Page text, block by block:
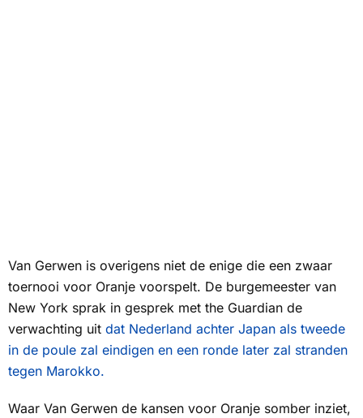
Van Gerwen is overigens niet de enige die een zwaar
toernooi voor Oranje voorspelt. De burgemeester van
New York sprak in gesprek met the Guardian de
verwachting uit dat Nederland achter Japan als tweede
in de poule zal eindigen en een ronde later zal stranden
tegen Marokko.
Waar Van Gerwen de kansen voor Oranje somber inziet,